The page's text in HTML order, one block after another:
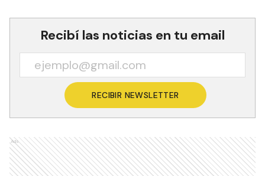
Recibí las noticias en tu email
RECIBIR NEWSLETTER
Ads